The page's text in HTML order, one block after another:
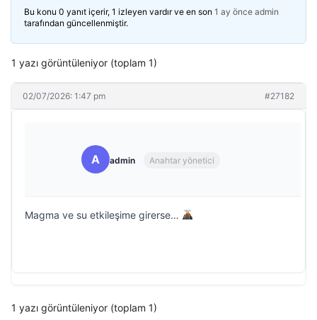
Bu konu 0 yanıt içerir, 1 izleyen vardır ve en son 1 ay önce admin
tarafından güncellenmiştir.
1 yazı görüntüleniyor (toplam 1)
02/07/2026: 1:47 pm #27182
A admin Anahtar yönetici
Magma ve su etkileşime girerse…
1 yazı görüntüleniyor (toplam 1)